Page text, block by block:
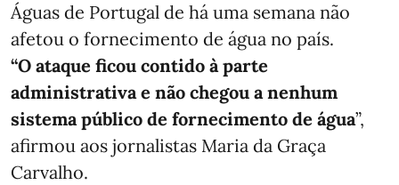
Águas de Portugal de há uma semana não
afetou o fornecimento de água no país.
“O ataque ficou contido à parte
administrativa e não chegou a nenhum
sistema público de fornecimento de água”,
afirmou aos jornalistas Maria da Graça
Carvalho.